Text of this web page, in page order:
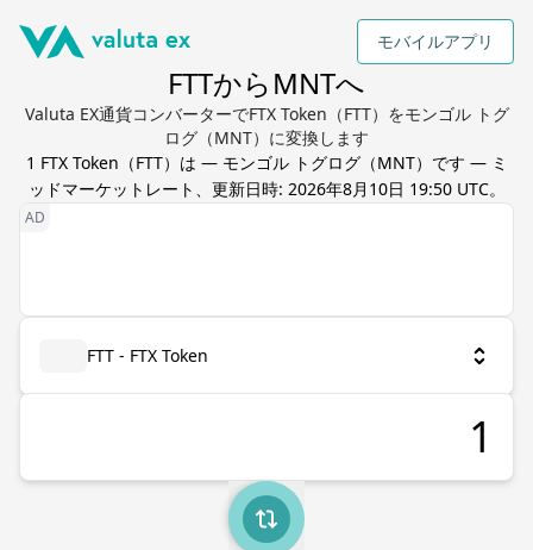
モバイルアプリ
FTTからMNTへ
Valuta EX通貨コンバーターでFTX Token（FTT）をモンゴル トグ
ログ（MNT）に変換します
1 FTX Token （FTT）は — モンゴル トグログ（MNT）です — ミ
ッドマーケットレート、更新日時: 2026年8月10日 19:50 UTC。
FTT - FTX Token